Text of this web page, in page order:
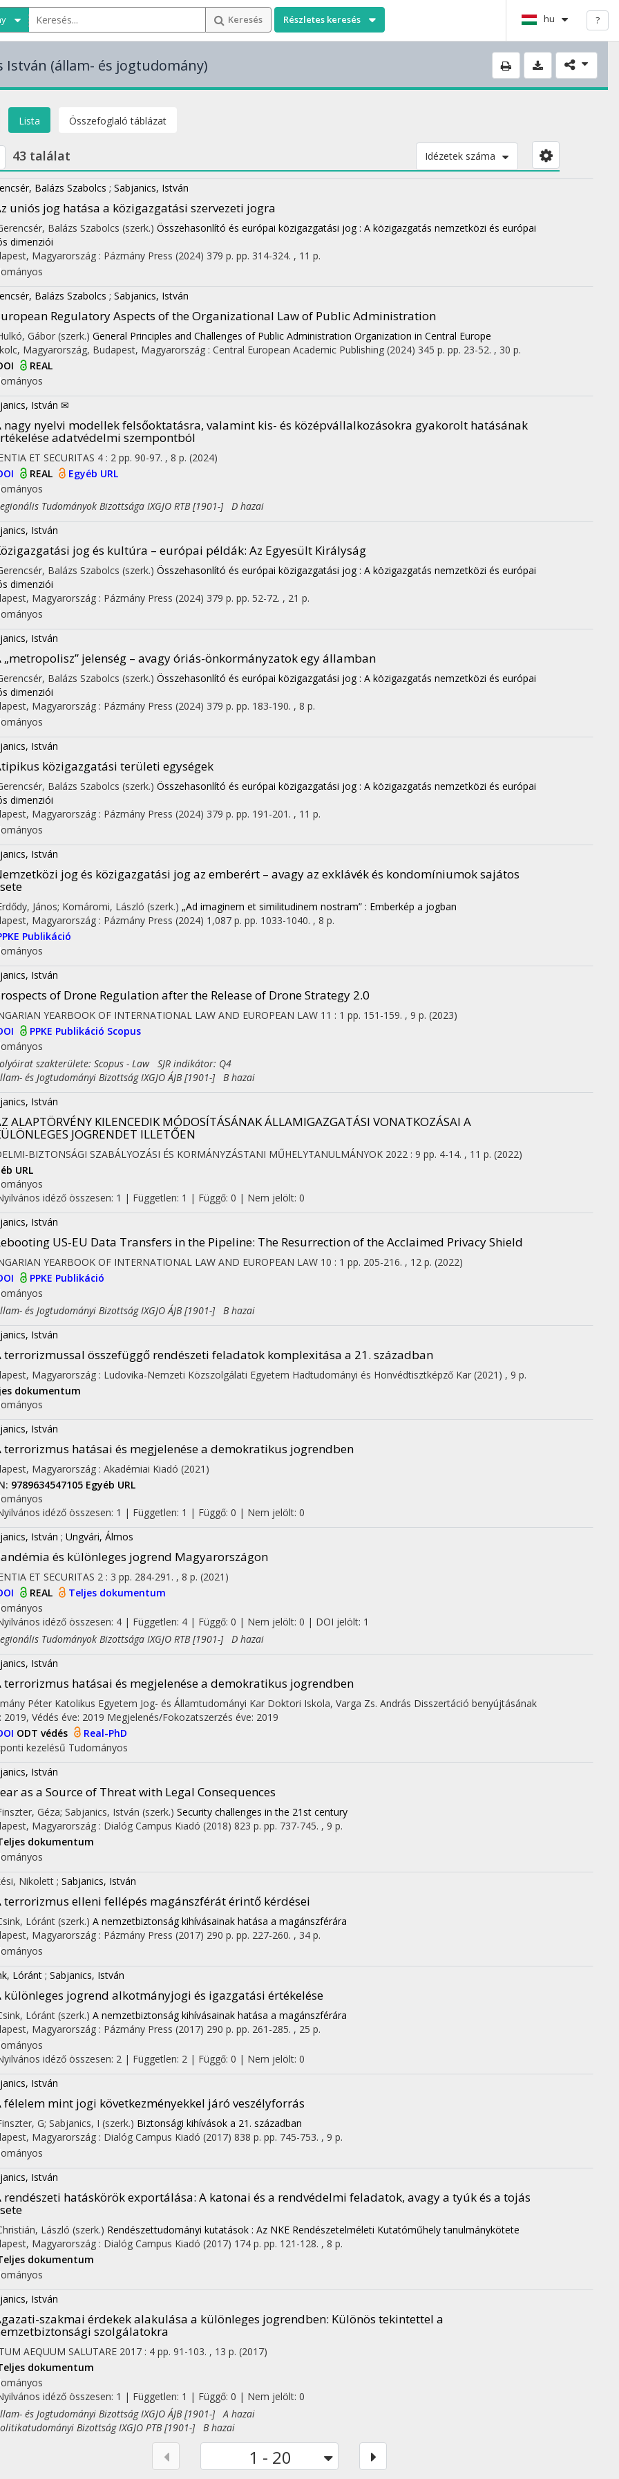
Keresés Részletes keresés hu ?
István (állam- és jogtudomány)
Lista Összefoglaló táblázat
43 találat Idézetek száma
Balázs Szabolcs ; Sabjanics, István
uniós jog hatása a közigazgatási szervezeti jogra
Balázs Szabolcs (szerk.) Összehasonlító és európai közigazgatási jog : A közigazgatás nemzetközi és európai
dimenziói
Magyarország : Pázmány Press (2024) 379 p. pp. 314-324. , 11 p.
Balázs Szabolcs ; Sabjanics, István
Regulatory Aspects of the Organizational Law of Public Administration
Gábor (szerk.) General Principles and Challenges of Public Administration Organization in Central Europe
Magyarország, Budapest, Magyarország : Central European Academic Publishing (2024) 345 p. pp. 23-52. , 30 p.
REAL
István ✉
nagy nyelvi modellek felsőoktatásra, valamint kis- és középvállalkozásokra gyakorolt hatásának
adatvédelmi szempontból
ET SECURITAS 4 : 2 pp. 90-97. , 8 p. (2024)
REAL
Egyéb URL
Tudományok Bizottsága IXGJO RTB [1901-] D hazai
István
jog és kultúra – európai példák: Az Egyesült Királyság
Balázs Szabolcs (szerk.) Összehasonlító és európai közigazgatási jog : A közigazgatás nemzetközi és európai
dimenziói
Magyarország : Pázmány Press (2024) 379 p. pp. 52-72. , 21 p.
István
„metropolisz” jelenség – avagy óriás-önkormányzatok egy államban
Balázs Szabolcs (szerk.) Összehasonlító és európai közigazgatási jog : A közigazgatás nemzetközi és európai
dimenziói
Magyarország : Pázmány Press (2024) 379 p. pp. 183-190. , 8 p.
István
közigazgatási területi egységek
Balázs Szabolcs (szerk.) Összehasonlító és európai közigazgatási jog : A közigazgatás nemzetközi és európai
dimenziói
Magyarország : Pázmány Press (2024) 379 p. pp. 191-201. , 11 p.
István
jog és közigazgatási jog az emberért – avagy az exklávék és kondomíniumok sajátos
János; Komáromi, László (szerk.) „Ad imaginem et similitudinem nostram” : Emberkép a jogban
Magyarország : Pázmány Press (2024) 1,087 p. pp. 1033-1040. , 8 p.
Publikáció
István
of Drone Regulation after the Release of Drone Strategy 2.0
YEARBOOK OF INTERNATIONAL LAW AND EUROPEAN LAW 11 : 1 pp. 151-159. , 9 p. (2023)
PPKE Publikáció Scopus
szakterülete: Scopus - Law SJR indikátor: Q4
és Jogtudományi Bizottság IXGJO ÁJB [1901-] B hazai
István
ALAPTÖRVÉNY KILENCEDIK MÓDOSÍTÁSÁNAK ÁLLAMIGAZGATÁSI VONATKOZÁSAI A
JOGRENDET ILLETŐEN
BIZTONSÁGI SZABÁLYOZÁSI ÉS KORMÁNYZÁSTANI MŰHELYTANULMÁNYOK 2022 : 9 pp. 4-14. , 11 p. (2022)
URL
idéző összesen: 1 | Független: 1 | Függő: 0 | Nem jelölt: 0
István
US-EU Data Transfers in the Pipeline: The Resurrection of the Acclaimed Privacy Shield
YEARBOOK OF INTERNATIONAL LAW AND EUROPEAN LAW 10 : 1 pp. 205-216. , 12 p. (2022)
PPKE Publikáció
és Jogtudományi Bizottság IXGJO ÁJB [1901-] B hazai
István
terrorizmussal összefüggő rendészeti feladatok komplexitása a 21. században
Magyarország : Ludovika-Nemzeti Közszolgálati Egyetem Hadtudományi és Honvédtisztképző Kar (2021) , 9 p.
dokumentum
István
terrorizmus hatásai és megjelenése a demokratikus jogrendben
Magyarország : Akadémiai Kiadó (2021)
9789634547105 Egyéb URL
idéző összesen: 1 | Független: 1 | Függő: 0 | Nem jelölt: 0
István ; Ungvári, Álmos
és különleges jogrend Magyarországon
ET SECURITAS 2 : 3 pp. 284-291. , 8 p. (2021)
REAL
Teljes dokumentum
idéző összesen: 4| Független: 4 | Függő: 0 | Nem jelölt: 0 | DOI jelölt: 1
Tudományok Bizottsága IXGJO RTB [1901-] D hazai
István
terrorizmus hatásai és megjelenése a demokratikus jogrendben
Péter Katolikus Egyetem Jog- és Államtudományi Kar Doktori Iskola, Varga Zs. András Disszertáció benyújtásának
2019, Védés éve: 2019 Megjelenés/Fokozatszerzés éve: 2019
ODT védés
Real-PhD
kezelésű Tudományos
István
as a Source of Threat with Legal Consequences
Géza; Sabjanics, István (szerk.) Security challenges in the 21st century
Magyarország : Dialóg Campus Kiadó (2018) 823 p. pp. 737-745. , 9 p.
dokumentum
Nikolett ; Sabjanics, István
terrorizmus elleni fellépés magánszférát érintő kérdései
Lóránt (szerk.) A nemzetbiztonság kihívásainak hatása a magánszférára
Magyarország : Pázmány Press (2017) 290 p. pp. 227-260. , 34 p.
Lóránt ; Sabjanics, István
különleges jogrend alkotmányjogi és igazgatási értékelése
Lóránt (szerk.) A nemzetbiztonság kihívásainak hatása a magánszférára
Magyarország : Pázmány Press (2017) 290 p. pp. 261-285. , 25 p.
idéző összesen: 2| Független: 2 | Függő: 0 | Nem jelölt: 0
István
félelem mint jogi következményekkel járó veszélyforrás
G; Sabjanics, I (szerk.) Biztonsági kihívások a 21. században
Magyarország : Dialóg Campus Kiadó (2017) 838 p. pp. 745-753. , 9 p.
István
rendészeti hatáskörök exportálása: A katonai és a rendvédelmi feladatok, avagy a tyúk és a tojás
László (szerk.) Rendészettudományi kutatások : Az NKE Rendészetelméleti Kutatóműhely tanulmánykötete
Magyarország : Dialóg Campus Kiadó (2017) 174 p. pp. 121-128. , 8 p.
dokumentum
István
szakmai érdekek alakulása a különleges jogrendben: Különös tekintettel a
szolgálatokra
AEQUUM SALUTARE 2017 : 4 pp. 91-103. , 13 p. (2017)
dokumentum
idéző összesen: 1 | Független: 1 | Függő: 0 | Nem jelölt: 0
és Jogtudományi Bizottság IXGJO ÁJB [1901-] A hazai
Bizottság IXGJO PTB [1901-] B hazai
1 - 20